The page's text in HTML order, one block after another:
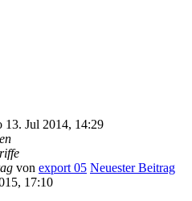
13. Jul 2014, 14:29
von export 05 Neuester Beitrag
17:10